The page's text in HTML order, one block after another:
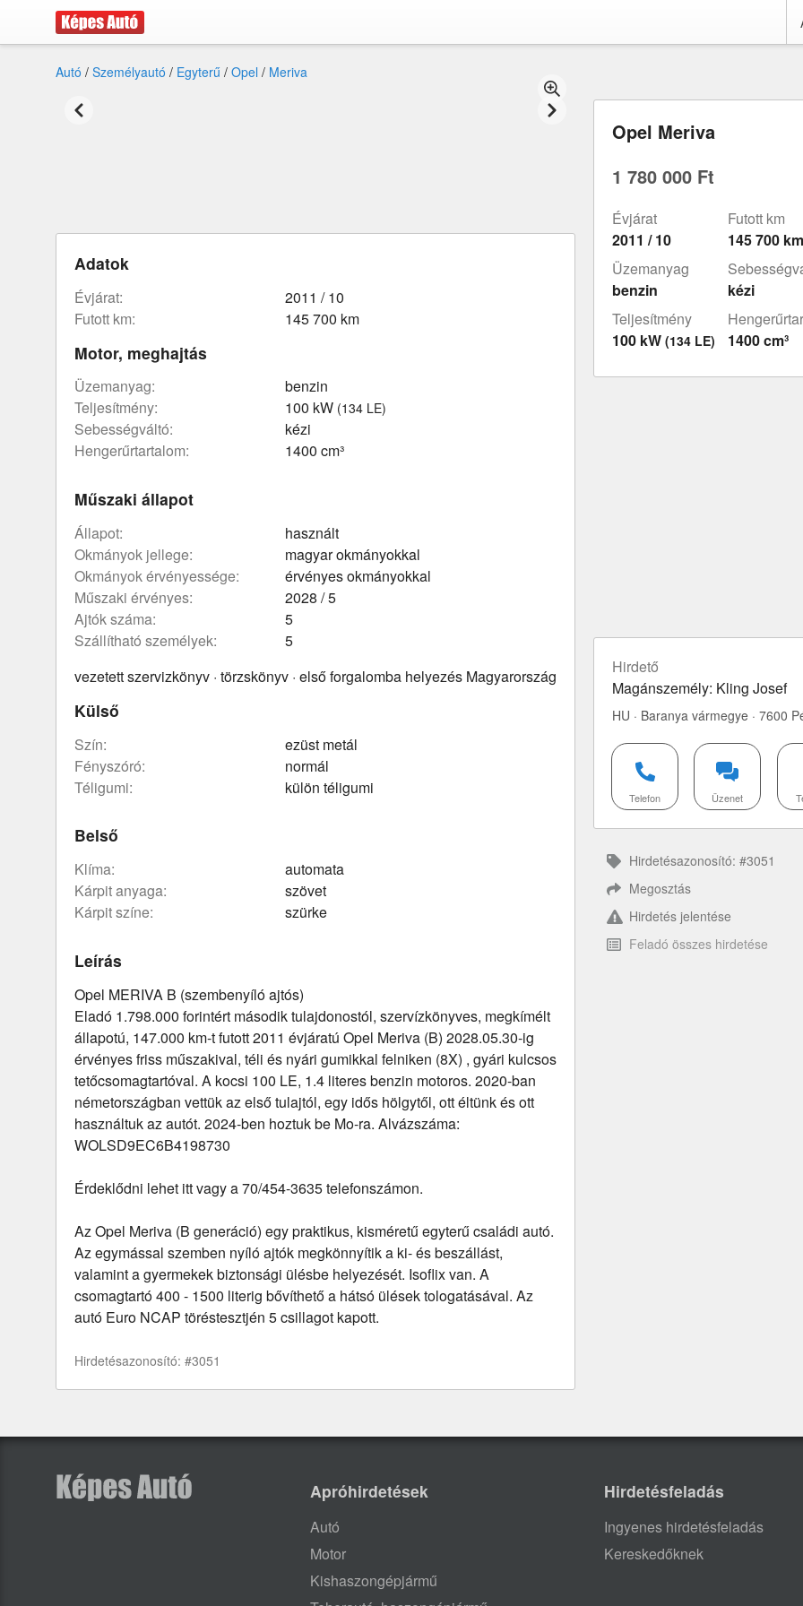
Autó / Személyautó / Egyterű / Opel / Meriva
Opel Meriva
1 780 000 Ft
Évjárat
2011 / 10
Futott km
145 700 km
Üzemanyag
benzin
kézi
Teljesítmény
100 kW (134 LE)
1400 cm³
Hirdető
Magánszemély: Kling Josef
HU · Baranya vármegye · 7600
Telefon Üzenet
Hirdetésazonosító: #3051
Megosztás
Hirdetés jelentése
Feladó összes hirdetése
Adatok
évjárat:
2011 / 10
futott km:
145 700 km
Motor, meghajtás
üzemanyag:
benzin
teljesítmény:
100 kW (134 LE)
sebességváltó:
kézi
hengerűrtartalom:
1400 cm³
Műszaki állapot
állapot:
használt
okmányok jellege:
magyar okmányokkal
okmányok érvényessége:
érvényes okmányokkal
műszaki érvényes:
2028 / 5
ajtók száma:
5
szállítható személyek:
5
vezetett szervizkönyv · törzskönyv · első forgalomba helyezés Magyarország
Külső
szín:
ezüst metál
fényszóró:
normál
téligumi:
külön téligumi
Belső
klíma:
automata
kárpit anyaga:
szövet
kárpit színe:
szürke
Leírás
Opel MERIVA B (szembenyíló ajtós)
Eladó 1.798.000 forintért második tulajdonostól, szervízkönyves, megkímélt
állapotú, 147.000 km-t futott 2011 évjáratú Opel Meriva (B) 2028.05.30-ig
érvényes friss műszakival, téli és nyári gumikkal felniken (8X) , gyári kulcsos
tetőcsomagtartóval. A kocsi 100 LE, 1.4 literes benzin motoros. 2020-ban
németországban vettük az első tulajtól, egy idős hölgytől, ott éltünk és ott
használtuk az autót. 2024-ben hoztuk be Mo-ra. Alvázszáma:
WOLSD9EC6B4198730
Érdeklődni lehet itt vagy a 70/454-3635 telefonszámon.
Az Opel Meriva (B generáció) egy praktikus, kisméretű egyterű családi autó.
Az egymással szemben nyíló ajtók megkönnyítik a ki- és beszállást,
valamint a gyermekek biztonsági ülésbe helyezését. Isoflix van. A
csomagtartó 400 - 1500 literig bővíthető a hátsó ülések tologatásával. Az
autó Euro NCAP töréstesztjén 5 csillagot kapott.
Hirdetésazonosító: #3051
Apróhirdetések
Autó
Motor
Kishaszongépjármű
Hirdetésfeladás
Ingyenes hirdetésfeladás
Kereskedőknek